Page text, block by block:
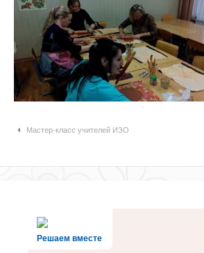
Навигация по статьям
Мастер-класс учителей ИЗО
Решаем вместе